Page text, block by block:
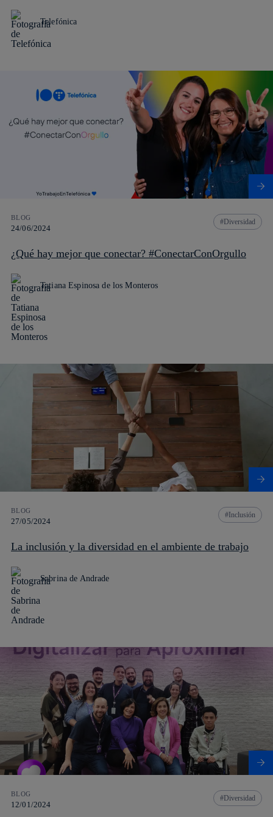
Telefónica
BLOG
24/06/2024
Diversidad
¿Qué hay mejor que conectar? #ConectarConOrgullo
Tatiana Espinosa de los Monteros
BLOG
27/05/2024
Inclusión
La inclusión y la diversidad en el ambiente de trabajo
Sabrina de Andrade
BLOG
12/01/2024
Diversidad